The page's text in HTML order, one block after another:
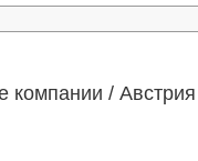
компании / Австрия